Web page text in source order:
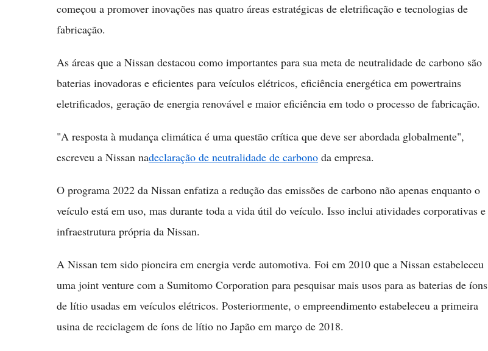
começou a promover inovações nas quatro áreas estratégicas de eletrificação e tecnologias de
fabricação.
As áreas que a Nissan destacou como importantes para sua meta de neutralidade de carbono são
baterias inovadoras e eficientes para veículos elétricos, eficiência energética em powertrains
eletrificados, geração de energia renovável e maior eficiência em todo o processo de fabricação.
"A resposta à mudança climática é uma questão crítica que deve ser abordada globalmente",
escreveu a Nissan nadeclaração de neutralidade de carbono da empresa.
O programa 2022 da Nissan enfatiza a redução das emissões de carbono não apenas enquanto o
veículo está em uso, mas durante toda a vida útil do veículo. Isso inclui atividades corporativas e
infraestrutura própria da Nissan.
A Nissan tem sido pioneira em energia verde automotiva. Foi em 2010 que a Nissan estabeleceu
uma joint venture com a Sumitomo Corporation para pesquisar mais usos para as baterias de íons
de lítio usadas em veículos elétricos. Posteriormente, o empreendimento estabeleceu a primeira
usina de reciclagem de íons de lítio no Japão em março de 2018.